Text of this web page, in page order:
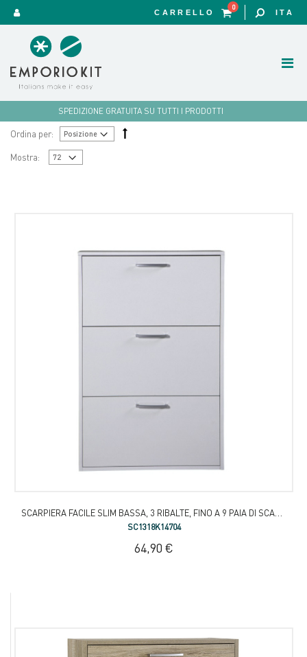
SPEDIZIONE GRATUITA SU TUTTI I PRODOTTI
CARRELLO
0
ITA
Ordina per:
Mostra:
SC1318K14704
64,90 €